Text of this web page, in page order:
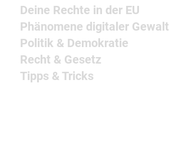
Deine Rechte in der EU
Phänomene digitaler Gewalt
Politik & Demokratie
Recht & Gesetz
Tipps & Tricks